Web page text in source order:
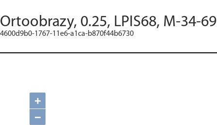
Ortoobrazy, 0.25, LPIS68, M-34-
4600d9b0-1767-11e6-a1ca-b870f44b6730
+
−